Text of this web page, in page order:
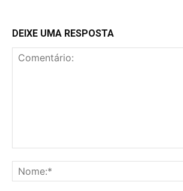
DEIXE UMA RESPOSTA